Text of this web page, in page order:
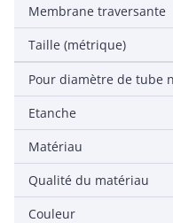
Membrane traversante
Taille (métrique)
Etanche
Matériau
Qualité du matériau
Couleur